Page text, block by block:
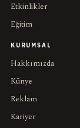
Etkinlikler
Eğitim
KURUMSAL
Hakkımızda
Künye
Reklam
Kariyer